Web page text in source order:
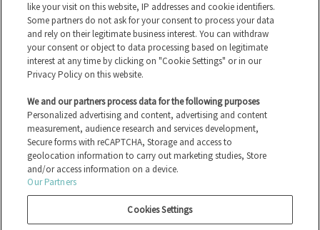
Аукцион
Тайно наддаване
Бърз търг
Вижте всички видове
продажби
All the vehicles
Електрически автомобили
Ford
Peugeot
Renault
Volkswagen
HELP CENTER
СВЪРЖЕТЕ СЕ С НАС
Privacy policy
like your visit on this website, IP addresses and cookie identifiers.
Some partners do not ask for your consent to process your data
and rely on their legitimate business interest. You can withdraw
your consent or object to data processing based on legitimate
interest at any time by clicking on "Cookie Settings" or in our
Privacy Policy on this website.
We and our partners process data for the following purposes
Personalized advertising and content, advertising and content
measurement, audience research and services development,
Secure forms with reCAPTCHA, Storage and access to
geolocation information to carry out marketing studies, Store
and/or access information on a device.
Our Partners
Cookies Settings